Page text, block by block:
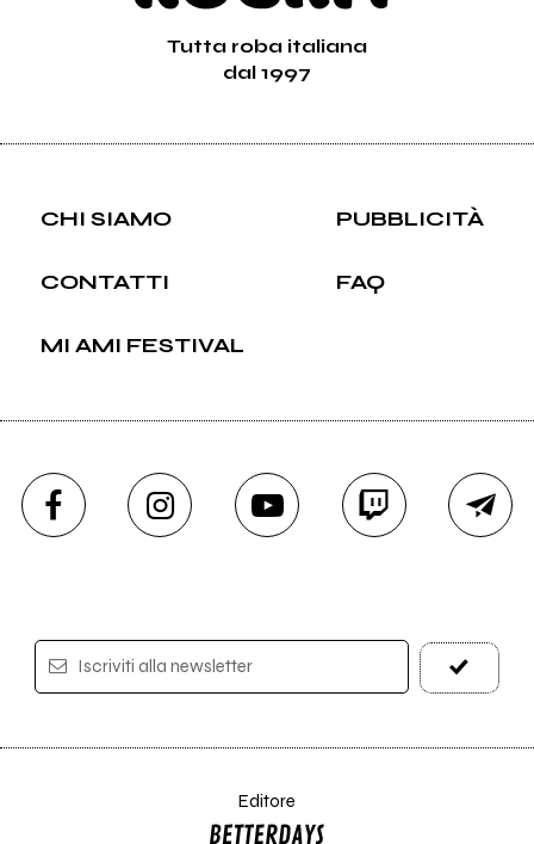
Tutta roba italiana
dal 1997
CHI SIAMO PUBBLICITÀ
CONTATTI FAQ
MI AMI FESTIVAL
Iscriviti alla newsletter
Editore